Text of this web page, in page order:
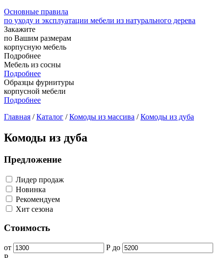
Основные правила
по уходу и эксплуатации мебели из натурального дерева
Закажите
по Вашим размерам
корпусную мебель
Подробнее
Мебель из сосны
Подробнее
Образцы фурнитуры
корпусной мебели
Подробнее
Главная /Каталог /Комоды из массива /Комоды из дуба
Комоды из дуба
Предложение
Лидер продаж
Новинка
Рекомендуем
Хит сезона
Стоимость
от Р до